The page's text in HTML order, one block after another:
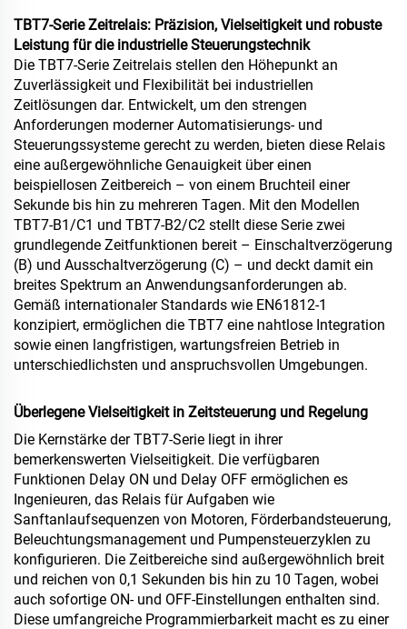
TBT7-Serie Zeitrelais: Präzision, Vielseitigkeit und robuste
Leistung für die industrielle Steuerungstechnik
Die TBT7-Serie Zeitrelais stellen den Höhepunkt an
Zuverlässigkeit und Flexibilität bei industriellen
Zeitlösungen dar. Entwickelt, um den strengen
Anforderungen moderner Automatisierungs- und
Steuerungssysteme gerecht zu werden, bieten diese Relais
eine außergewöhnliche Genauigkeit über einen
beispiellosen Zeitbereich – von einem Bruchteil einer
Sekunde bis hin zu mehreren Tagen. Mit den Modellen
TBT7-B1/C1 und TBT7-B2/C2 stellt diese Serie zwei
grundlegende Zeitfunktionen bereit – Einschaltverzögerung
(B) und Ausschaltverzögerung (C) – und deckt damit ein
breites Spektrum an Anwendungsanforderungen ab.
Gemäß internationaler Standards wie EN61812-1
konzipiert, ermöglichen die TBT7 eine nahtlose Integration
sowie einen langfristigen, wartungsfreien Betrieb in
unterschiedlichsten und anspruchsvollen Umgebungen.
Überlegene Vielseitigkeit in Zeitsteuerung und Regelung
Die Kernstärke der TBT7-Serie liegt in ihrer
bemerkenswerten Vielseitigkeit. Die verfügbaren
Funktionen Delay ON und Delay OFF ermöglichen es
Ingenieuren, das Relais für Aufgaben wie
Sanftanlaufsequenzen von Motoren, Förderbandsteuerung,
Beleuchtungsmanagement und Pumpensteuerzyklen zu
konfigurieren. Die Zeitbereiche sind außergewöhnlich breit
und reichen von 0,1 Sekunden bis hin zu 10 Tagen, wobei
auch sofortige ON- und OFF-Einstellungen enthalten sind.
Diese umfangreiche Programmierbarkeit macht es zu einer